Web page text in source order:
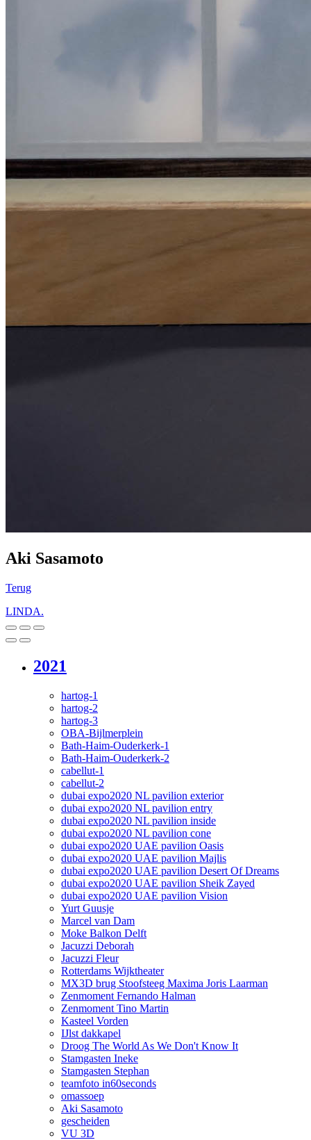
Aki Sasamoto
Terug
LINDA.
2021
hartog-1
hartog-2
hartog-3
OBA-Bijlmerplein
Bath-Haim-Ouderkerk-1
Bath-Haim-Ouderkerk-2
cabellut-1
cabellut-2
dubai expo2020 NL pavilion exterior
dubai expo2020 NL pavilion entry
dubai expo2020 NL pavilion inside
dubai expo2020 NL pavilion cone
dubai expo2020 UAE pavilion Oasis
dubai expo2020 UAE pavilion Majlis
dubai expo2020 UAE pavilion Desert Of Dreams
dubai expo2020 UAE pavilion Sheik Zayed
dubai expo2020 UAE pavilion Vision
Yurt Guusje
Marcel van Dam
Moke Balkon Delft
Jacuzzi Deborah
Jacuzzi Fleur
Rotterdams Wijktheater
MX3D brug Stoofsteeg Maxima Joris Laarman
Zenmoment Fernando Halman
Zenmoment Tino Martin
Kasteel Vorden
IJlst dakkapel
Droog The World As We Don't Know It
Stamgasten Ineke
Stamgasten Stephan
teamfoto in60seconds
omassoep
Aki Sasamoto
gescheiden
VU 3D